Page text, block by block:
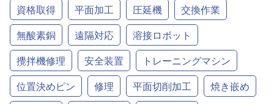
資格取得
平面加工 圧延機
交換作業
無酸素銅
遠隔対応
溶接ロボット
攪拌機修理
安全装置
トレーニングマシン
位置決めピン
修理 平面切削加工
焼き嵌め